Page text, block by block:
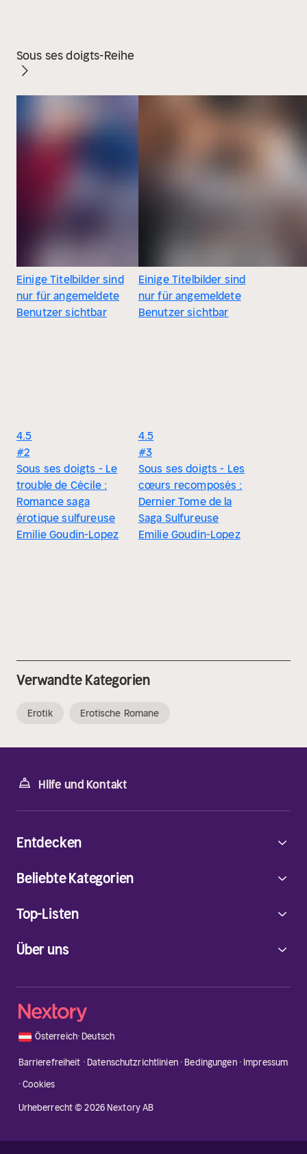
Sous ses doigts-Reihe
Einige Titelbilder sind
nur für angemeldete
Benutzer sichtbar
4.5
#2
Sous ses doigts - Le
trouble de Cécile :
Romance saga
érotique sulfureuse
Emilie Goudin-Lopez
Einige Titelbilder sind
nur für angemeldete
Benutzer sichtbar
4.5
#3
Sous ses doigts - Les
cœurs recomposés :
Dernier Tome de la
Saga Sulfureuse
Emilie Goudin-Lopez
Verwandte Kategorien
Erotik Erotische Romane
Hilfe und Kontakt
Über uns
Entdecken
Beliebte Kategorien
Top-Listen
🇦🇹 Österreich·Deutsch
Barrierefreiheit ·Datenschutzrichtlinien·Bedingungen· Impressum
·Cookies
Urheberrecht © 2026 Nextory AB